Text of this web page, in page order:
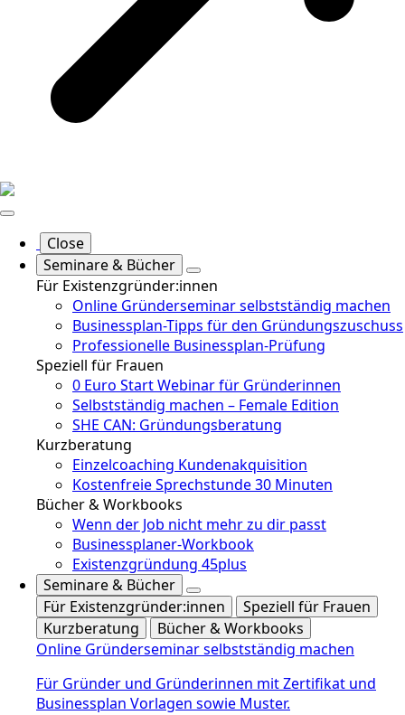
Close
Seminare & Bücher
Für Existenzgründer:innen
Online Gründerseminar selbstständig machen
Businessplan-Tipps für den Gründungszuschuss
Professionelle Businessplan-Prüfung
Speziell für Frauen
0 Euro Start Webinar für Gründerinnen
Selbstständig machen – Female Edition
SHE CAN: Gründungsberatung
Kurzberatung
Einzelcoaching Kundenakquisition
Kostenfreie Sprechstunde 30 Minuten
Bücher & Workbooks
Wenn der Job nicht mehr zu dir passt
Businessplaner-Workbook
Existenzgründung 45plus
Seminare & Bücher
Für Existenzgründer:innen
Speziell für Frauen
Kurzberatung
Bücher & Workbooks
Online Gründerseminar selbstständig machen
Für Gründer und Gründerinnen mit Zertifikat und
Businessplan Vorlagen sowie Muster.